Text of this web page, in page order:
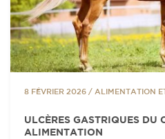
8 FÉVRIER 2026 / ALIMENTATION
ULCÈRES GASTRIQUES DU
ALIMENTATION